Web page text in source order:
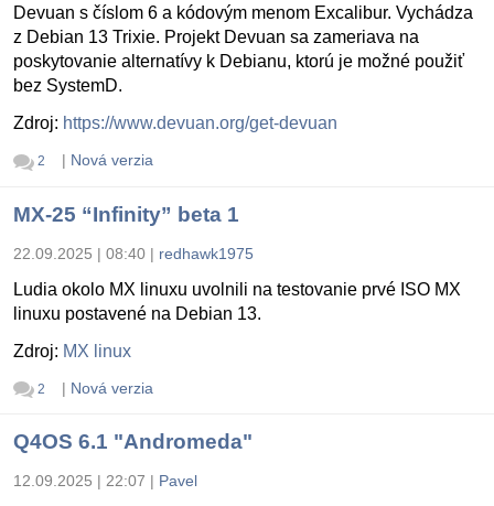
Devuan s číslom 6 a kódovým menom Excalibur. Vychádza
z Debian 13 Trixie. Projekt Devuan sa zameriava na
poskytovanie alternatívy k Debianu, ktorú je možné použiť
bez SystemD.
Zdroj: https://www.devuan.org/get-devuan
2 | Nová verzia
MX-25 “Infinity” beta 1
22.09.2025 | 08:40 | redhawk1975
Ludia okolo MX linuxu uvolnili na testovanie prvé ISO MX
linuxu postavené na Debian 13.
Zdroj: MX linux
2 | Nová verzia
Q4OS 6.1 "Andromeda"
12.09.2025 | 22:07 | Pavel